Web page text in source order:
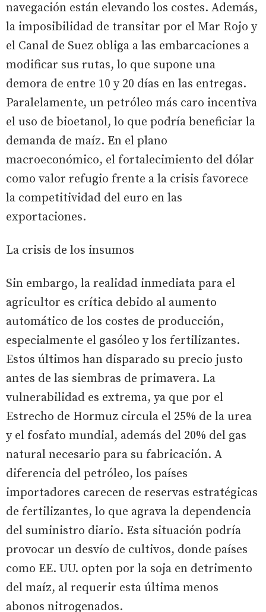
navegación están elevando los costes. Además,
la imposibilidad de transitar por el Mar Rojo y
el Canal de Suez obliga a las embarcaciones a
modificar sus rutas, lo que supone una
demora de entre 10 y 20 días en las entregas.
Paralelamente, un petróleo más caro incentiva
el uso de bioetanol, lo que podría beneficiar la
demanda de maíz. En el plano
macroeconómico, el fortalecimiento del dólar
como valor refugio frente a la crisis favorece
la competitividad del euro en las
exportaciones.
La crisis de los insumos
Sin embargo, la realidad inmediata para el
agricultor es crítica debido al aumento
automático de los costes de producción,
especialmente el gasóleo y los fertilizantes.
Estos últimos han disparado su precio justo
antes de las siembras de primavera. La
vulnerabilidad es extrema, ya que por el
Estrecho de Hormuz circula el 25% de la urea
y el fosfato mundial, además del 20% del gas
natural necesario para su fabricación. A
diferencia del petróleo, los países
importadores carecen de reservas estratégicas
de fertilizantes, lo que agrava la dependencia
del suministro diario. Esta situación podría
provocar un desvío de cultivos, donde países
como EE. UU. opten por la soja en detrimento
del maíz, al requerir esta última menos
abonos nitrogenados.